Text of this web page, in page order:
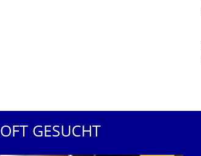
OFT GESUCHT